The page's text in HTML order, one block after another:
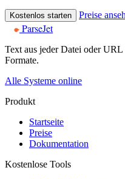
Kostenlos starten Preise
ParseJet
Text aus jeder Datei oder
Formate.
Alle Systeme online
Produkt
Startseite
Preise
Dokumentation
Kostenlose Tools